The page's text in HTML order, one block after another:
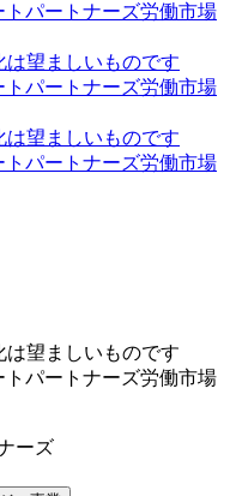
パートナーズ労働市場
は望ましいものです
パートナーズ労働市場
は望ましいものです
パートナーズ労働市場
は望ましいものです
パートナーズ労働市場